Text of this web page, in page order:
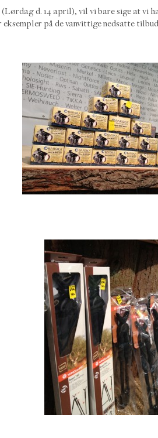
d. 14 april), vil vi bare sige at
på de vanvittige nedsatte tilbud